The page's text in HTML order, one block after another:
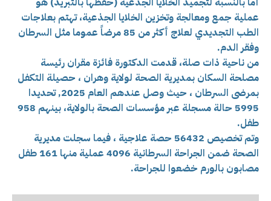
عملية جمع ومعالجة وتخزين الخلايا الجذعية، تهتم بعلاجات
الطب التجديدي لعلاج أكثر من 85 مرضاً عموما مثل السرطان
وفقر الدم.
من ناحية ذات صلة، قدمت الدكتورة فائزة مقران رئيسة
مصلحة السكان بمديرية الصحة لولاية وهران ، حصيلة التكفل
بمرضى السرطان ، حيث وصل عندهم العام 2025, تحديدا
5995 حالة مسجلة عبر مؤسسات الصحة بالولاية، بينهم 958
طفل.
وتم تخصيص 56432 حصة علاجية ، فيما سجلت مديرية
الصحة ضمن الجراحة السرطانية 4096 عملية منها 161 طفل
مصابون بالورم خضعوا للجراحة.